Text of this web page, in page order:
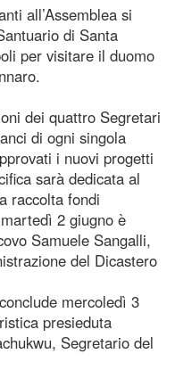
all’Assemblea si
di Santa
per visitare il duomo
dei quattro Segretari
di ogni singola
i nuovi progetti
sarà dedicata al
raccolta fondi
2 giugno è
Samuele Sangalli,
del Dicastero
mercoledì 3
presieduta
Segretario del